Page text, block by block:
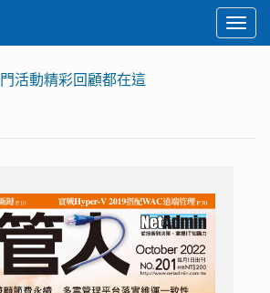
活動精彩回顧都在這